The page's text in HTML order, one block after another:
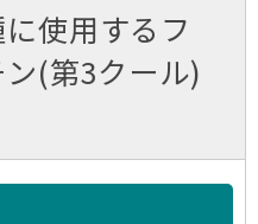
使用するフ
(第3クール)